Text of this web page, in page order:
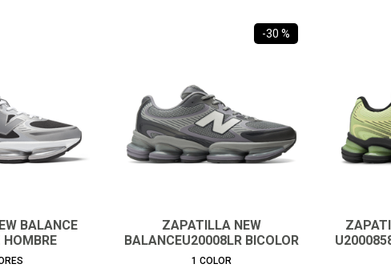
BALANCE
-30 %
ZAPATILLA NEW
BALANCEU20008LR BICOLOR
HOMBRE
1 COLOR